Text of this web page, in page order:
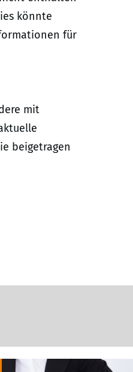
könnte
für
mit
beigetragen